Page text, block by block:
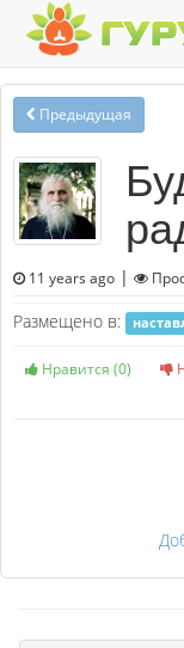
Предыдущая
11 years ago |
Размещено в:
Нравится (0)